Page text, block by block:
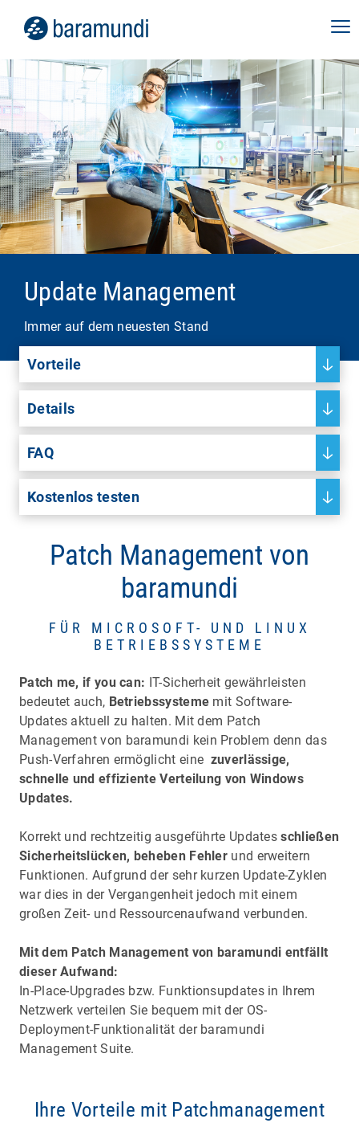
Update Management
Immer auf dem neuesten Stand
Vorteile
Details
FAQ
Kostenlos testen
Patch Management von
baramundi
FÜR MICROSOFT- UND LINUX
BETRIEBSSYSTEME
Patch me, if you can: IT-Sicherheit gewährleisten
bedeutet auch, Betriebssysteme mit Software-
Updates aktuell zu halten. Mit dem Patch
Management von baramundi kein Problem denn das
Push-Verfahren ermöglicht eine zuverlässige,
schnelle und effiziente Verteilung von Windows
Updates.
Korrekt und rechtzeitig ausgeführte Updatesschließen
Sicherheitslücken, beheben Fehler und erweitern
Funktionen. Aufgrund der sehr kurzen Update-Zyklen
war dies in der Vergangenheit jedoch mit einem
großen Zeit- und Ressourcenaufwand verbunden.
Mit dem Patch Management von baramundi entfällt
dieser Aufwand:
In-Place-Upgrades bzw. Funktionsupdates in Ihrem
Netzwerk verteilen Sie bequem mit der OS-
Deployment-Funktionalität der baramundi
Management Suite.
Ihre Vorteile mit Patchmanagement